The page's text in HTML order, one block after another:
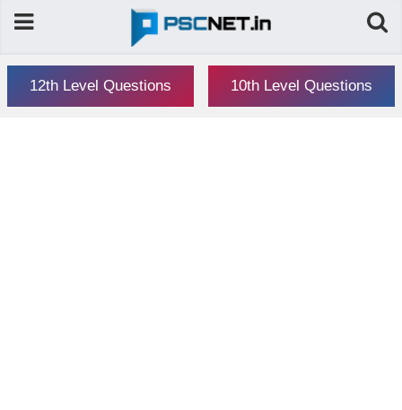
12th Level Questions 10th Level Questions